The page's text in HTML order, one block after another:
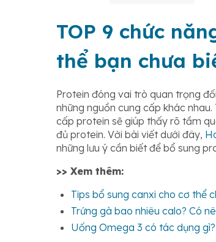
TOP 9 chức
thể bạn chưa
Protein đóng vai trò quan trọng
những nguồn cung cấp khác nhau.
cấp protein sẽ giúp thấy rõ tầm
đủ protein. Với bài viết dưới đây,
những lưu ý cần biết để bổ sung
>> Xem thêm:
Tips bổ sung canxi cho cơ thể
Trứng gà bao nhiêu calo? Có
Uống Omega 3 có tác dụng